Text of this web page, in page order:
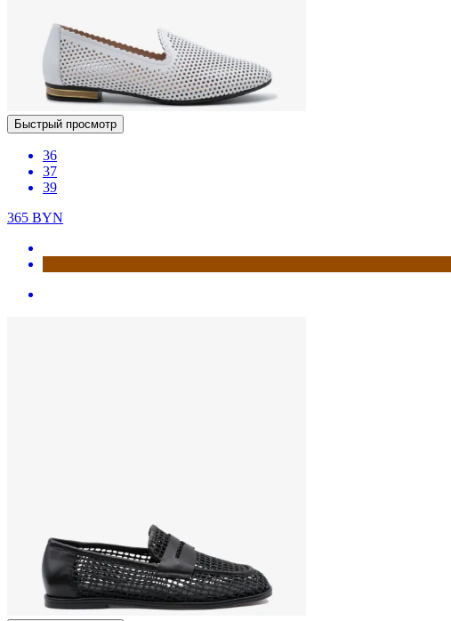
Быстрый просмотр
36
37
39
365 BYN